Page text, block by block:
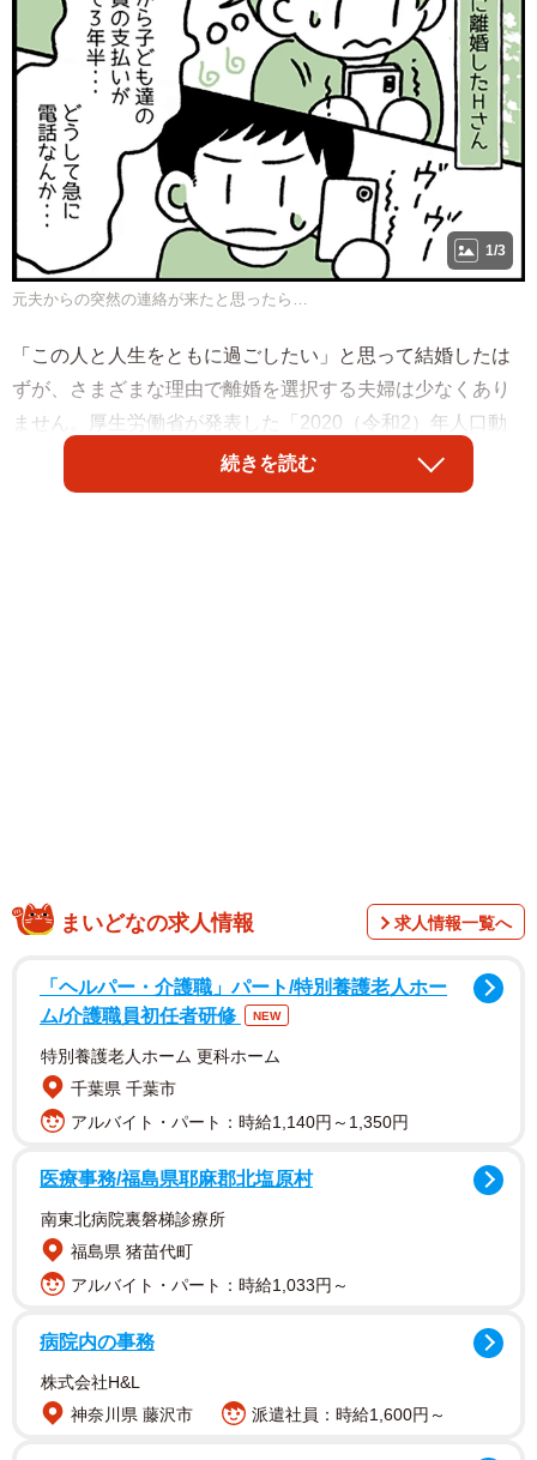
1/3
元夫からの突然の連絡が来たと思ったら…
「この人と人生をともに過ごしたい」と思って結婚したは
ずが、さまざまな理由で離婚を選択する夫婦は少なくあり
ません。厚生労働省が発表した「2020（令和2）年人口動
態統計月報年計（概数）の概況」では、2020年の離婚件数
は19万3253組と報告されました。その一方で離婚後も、元
婚から約半年間は元夫から養育費の支払いがあったため連
絡をとっていましたが、養育費が滞ってから連絡は途絶え
ていました。それから約3年半の月日が経ったころ、突然元
夫から連絡がきたのです。
Hさんはいつもと同じように仕事を終え携帯電話を見ると、
十数件の着信がありました。子どもに何かあったのかと慌
てて着信履歴を確認すると、すべて元夫からのものでし
た。かけ直さないでいると、その日の夜遅くに再び元夫か
費について話そうと思い電話に出ると、元夫が発した第一
声は「金、貸してくれ」という驚愕の一言でした。
続きを読む
まいどなの求人情報 求人情報一覧へ
「ヘルパー・介護職」パート/特別養護老人ホー
ム/介護職員初任者研修
NEW
特別養護老人ホーム 更科ホーム
千葉県 千葉市
アルバイト・パート：時給1,140円～1,350円
医療事務/福島県耶麻郡北塩原村
南東北病院裏磐梯診療所
福島県 猪苗代町
アルバイト・パート：時給1,033円～
病院内の事務
株式会社H&L
神奈川県 藤沢市
派遣社員：時給1,600円～